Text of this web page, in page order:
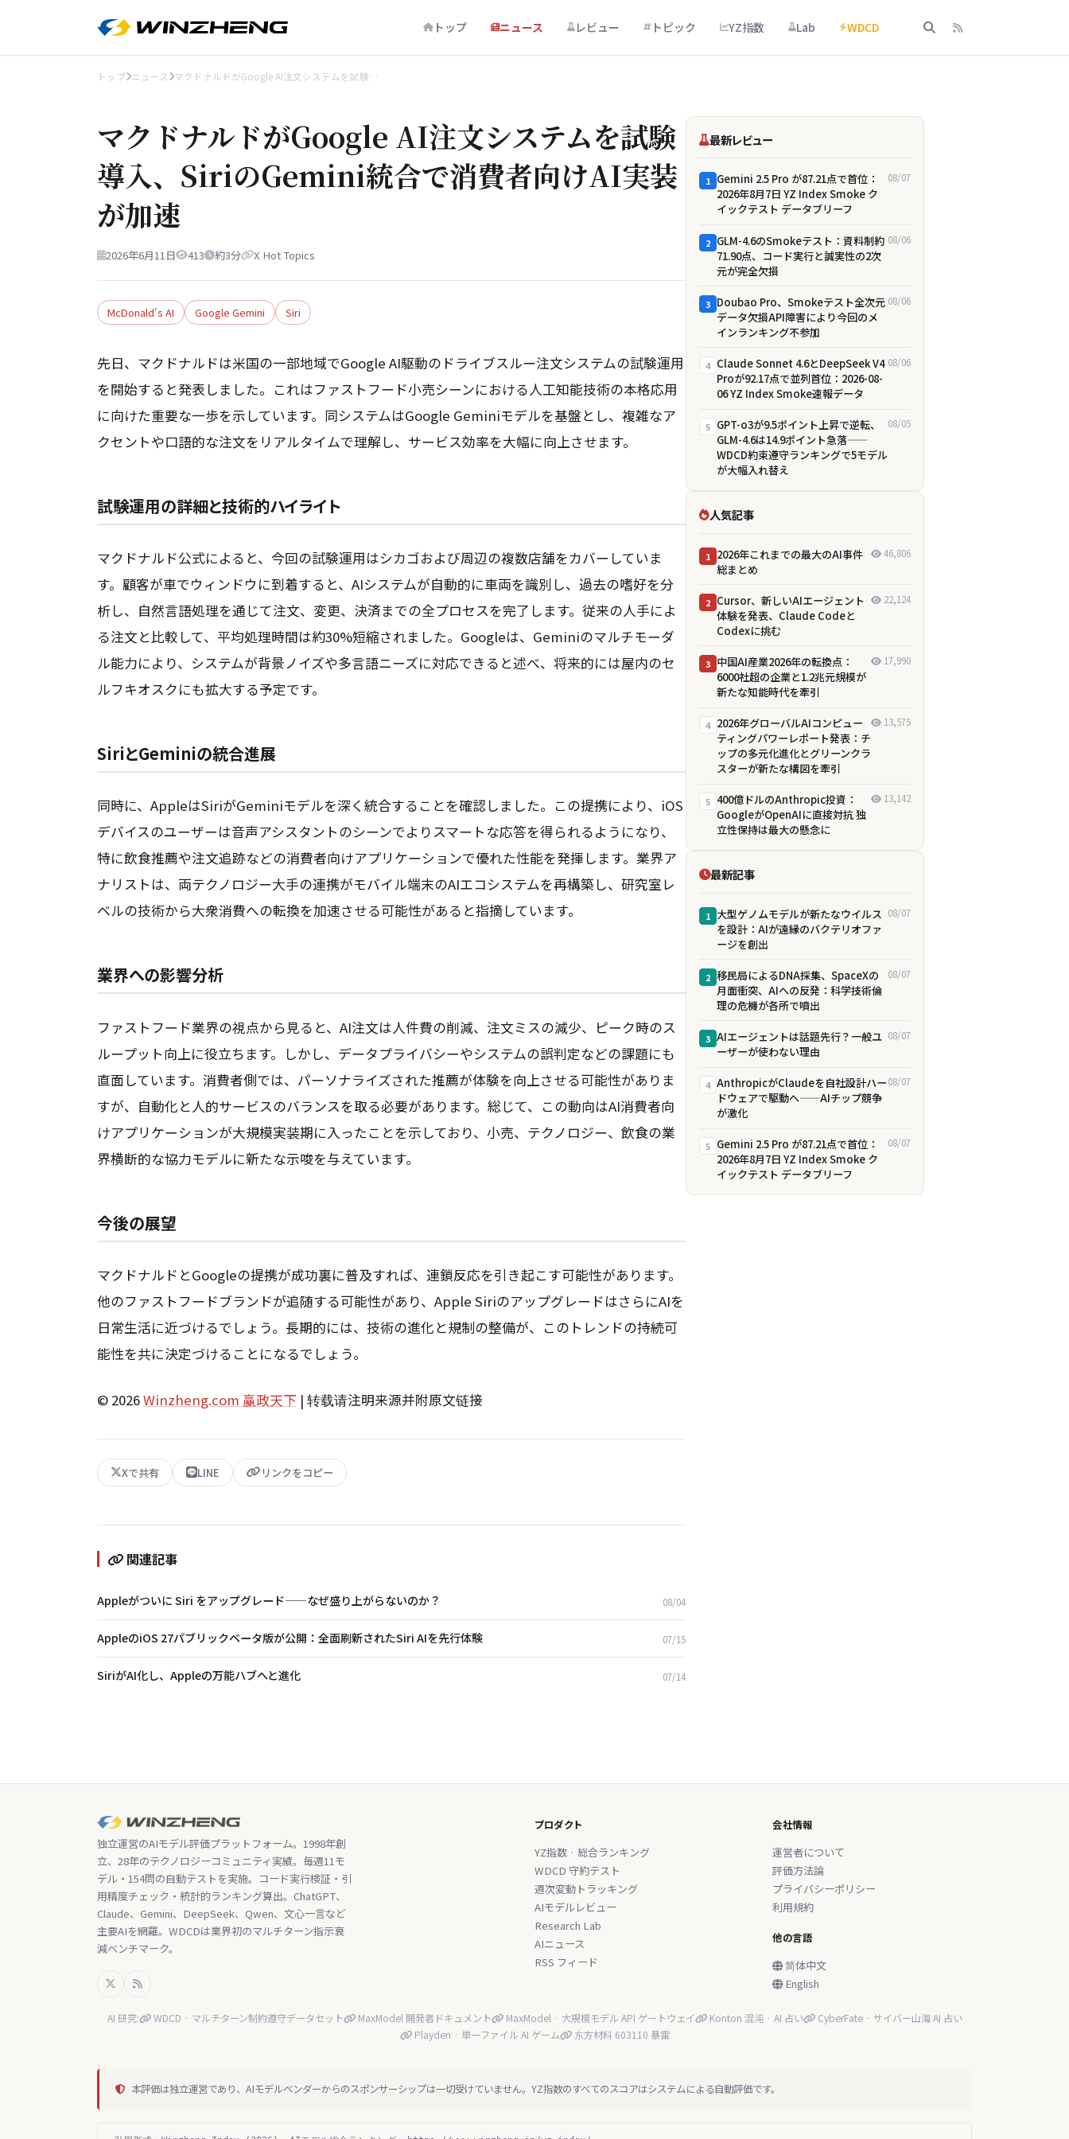
トップ ニュース レビュー トピック YZ指数 Lab WDCD
トップ ニュース マクドナルドがGoogle AI注文システムを試験…
マクドナルドがGoogle AI注文システムを試験
導入、SiriのGemini統合で消費者向けAI実装
が加速
2026年6月11日 413 約3分 X Hot Topics
McDonald's AI Google Gemini Siri
先日、マクドナルドは米国の一部地域でGoogle AI駆動のドライブスルー注文システムの試験運用
を開始すると発表しました。これはファストフード小売シーンにおける人工知能技術の本格応用
に向けた重要な一歩を示しています。同システムはGoogle Geminiモデルを基盤とし、複雑なア
クセントや口語的な注文をリアルタイムで理解し、サービス効率を大幅に向上させます。
試験運用の詳細と技術的ハイライト
マクドナルド公式によると、今回の試験運用はシカゴおよび周辺の複数店舗をカバーしていま
す。顧客が車でウィンドウに到着すると、AIシステムが自動的に車両を識別し、過去の嗜好を分
析し、自然言語処理を通じて注文、変更、決済までの全プロセスを完了します。従来の人手によ
る注文と比較して、平均処理時間は約30%短縮されました。Googleは、Geminiのマルチモーダ
ル能力により、システムが背景ノイズや多言語ニーズに対応できると述べ、将来的には屋内のセ
ルフキオスクにも拡大する予定です。
SiriとGeminiの統合進展
同時に、AppleはSiriがGeminiモデルを深く統合することを確認しました。この提携により、iOS
デバイスのユーザーは音声アシスタントのシーンでよりスマートな応答を得られるようになり、
特に飲食推薦や注文追跡などの消費者向けアプリケーションで優れた性能を発揮します。業界ア
ナリストは、両テクノロジー大手の連携がモバイル端末のAIエコシステムを再構築し、研究室レ
ベルの技術から大衆消費への転換を加速させる可能性があると指摘しています。
業界への影響分析
ファストフード業界の視点から見ると、AI注文は人件費の削減、注文ミスの減少、ピーク時のス
ループット向上に役立ちます。しかし、データプライバシーやシステムの誤判定などの課題にも
直面しています。消費者側では、パーソナライズされた推薦が体験を向上させる可能性がありま
すが、自動化と人的サービスのバランスを取る必要があります。総じて、この動向はAI消費者向
けアプリケーションが大規模実装期に入ったことを示しており、小売、テクノロジー、飲食の業
界横断的な協力モデルに新たな示唆を与えています。
今後の展望
マクドナルドとGoogleの提携が成功裏に普及すれば、連鎖反応を引き起こす可能性があります。
他のファストフードブランドが追随する可能性があり、Apple SiriのアップグレードはさらにAIを
日常生活に近づけるでしょう。長期的には、技術の進化と規制の整備が、このトレンドの持続可
能性を共に決定づけることになるでしょう。
© 2026Winzheng.com 赢政天下 | 转载请注明来源并附原文链接
Xで共有 LINE リンクをコピー
関連記事
Appleがついに Siri をアップグレード——なぜ盛り上がらないのか？ 08/04
AppleのiOS 27パブリックベータ版が公開：全面刷新されたSiri AIを先行体験 07/15
SiriがAI化し、Appleの万能ハブへと進化 07/14
最新レビュー
1 Gemini 2.5 Pro が87.21点で首位：
2026年8月7日 YZ Index Smoke ク
イックテスト データブリーフ
08/07
2 GLM-4.6のSmokeテスト：資料制約
71.90点、コード実行と誠実性の2次
元が完全欠損
08/06
3 Doubao Pro、Smokeテスト全次元
データ欠損――API障害により今回のメ
インランキング不参加
08/06
4 Claude Sonnet 4.6とDeepSeek V4
Proが92.17点で並列首位：2026-08-
06 YZ Index Smoke速報データ
08/06
5 GPT-o3が9.5ポイント上昇で逆転、
GLM-4.6は14.9ポイント急落——
WDCD約束遵守ランキングで5モデル
が大幅入れ替え
08/05
人気記事
1 2026年これまでの最大のAI事件
総まとめ
46,806
2 Cursor、新しいAIエージェント
体験を発表、Claude Codeと
Codexに挑む
22,124
3 中国AI産業2026年の転換点：
6000社超の企業と1.2兆元規模が
新たな知能時代を牽引
17,990
4 2026年グローバルAIコンピュー
ティングパワーレポート発表：チ
ップの多元化進化とグリーンクラ
スターが新たな構図を牽引
13,575
5 400億ドルのAnthropic投資：
GoogleがOpenAIに直接対抗 独
立性保持は最大の懸念に
13,142
最新記事
1 大型ゲノムモデルが新たなウイルス
を設計：AIが遠縁のバクテリオファ
ージを創出
08/07
2 移民局によるDNA採集、SpaceXの
月面衝突、AIへの反発：科学技術倫
理の危機が各所で噴出
08/07
3 AIエージェントは話題先行？一般ユ
ーザーが使わない理由
08/07
4 AnthropicがClaudeを自社設計ハー
ドウェアで駆動へ——AIチップ競争
が激化
08/07
5 Gemini 2.5 Pro が87.21点で首位：
2026年8月7日 YZ Index Smoke ク
イックテスト データブリーフ
08/07
独立運営のAIモデル評価プラットフォーム。1998年創
立、28年のテクノロジーコミュニティ実績。毎週11モ
デル・154問の自動テストを実施。コード実行検証・引
用精度チェック・統計的ランキング算出。ChatGPT、
Claude、Gemini、DeepSeek、Qwen、文心一言など
主要AIを網羅。WDCDは業界初のマルチターン指示衰
減ベンチマーク。
プロダクト
YZ指数 · 総合ランキング
WDCD 守約テスト
週次変動トラッキング
AIモデルレビュー
Research Lab
AIニュース
RSS フィード
会社情報
運営者について
評価方法論
プライバシーポリシー
利用規約
他の言語
简体中文
English
AI 研究: WDCD · マルチターン制約遵守データセット MaxModel 開発者ドキュメント MaxModel · 大規模モデル API ゲートウェイ Konton 混沌 · AI 占い
CyberFate · サイバー山海 AI 占い
Playden · 単一ファイル AI ゲーム
东方材料 603110 暴雷
本評価は独立運営であり、AIモデルベンダーからのスポンサーシップは一切受けていません。YZ指数のすべてのスコアはシステムによる自動評価です。